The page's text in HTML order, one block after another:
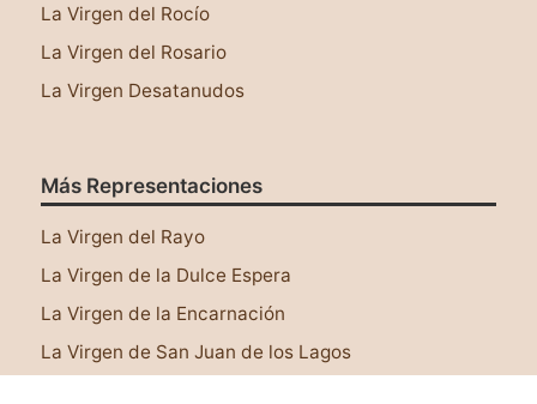
La Virgen del Rocío
La Virgen del Rosario
La Virgen Desatanudos
Más Representaciones
La Virgen del Rayo
La Virgen de la Dulce Espera
La Virgen de la Encarnación
La Virgen de San Juan de los Lagos
Este sitio web utiliza cookies para asegurar que
Leer más
¡Lo tengo!